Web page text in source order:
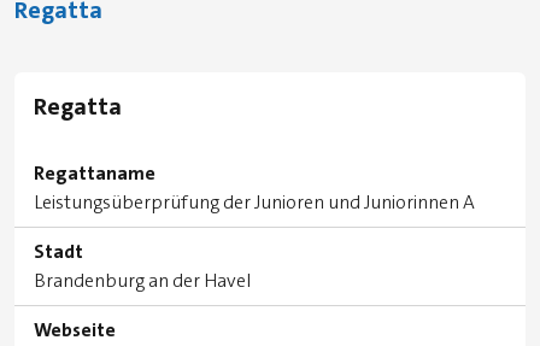
Regatta
Regatta
Regattaname
Leistungsüberprüfung der Junioren und Juniorinnen A
Stadt
Brandenburg an der Havel
Webseite